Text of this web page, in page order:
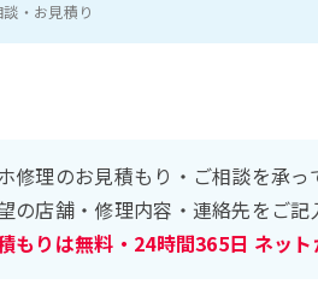
談・お見積り
修理のお見積もり・ご相談を承っ
の店舗・修理内容・連絡先をご記
もりは無料・24時間365日 ネット